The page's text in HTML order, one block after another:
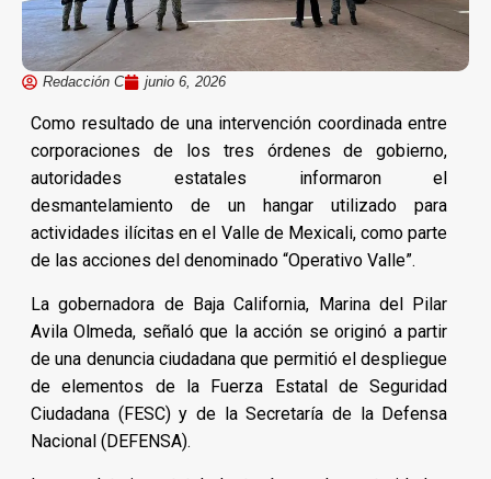
Redacción C junio 6, 2026
Como resultado de una intervención coordinada entre
corporaciones de los tres órdenes de gobierno,
autoridades estatales informaron el
desmantelamiento de un hangar utilizado para
actividades ilícitas en el Valle de Mexicali, como parte
de las acciones del denominado “Operativo Valle”.
La gobernadora de Baja California, Marina del Pilar
Avila Olmeda, señaló que la acción se originó a partir
de una denuncia ciudadana que permitió el despliegue
de elementos de la Fuerza Estatal de Seguridad
Ciudadana (FESC) y de la Secretaría de la Defensa
Nacional (DEFENSA).